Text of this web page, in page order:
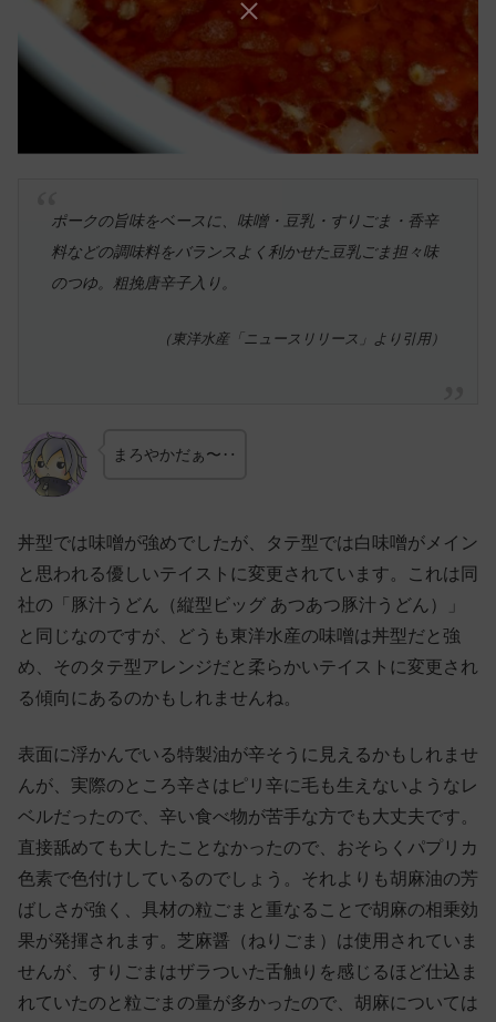
ポークの旨味をベースに、味噌・豆乳・すりごま・香辛
料などの調味料をバランスよく利かせた豆乳ごま担々味
のつゆ。粗挽唐辛子入り。
（東洋水産「ニュースリリース」より引用）
まろやかだぁ〜‥
丼型では味噌が強めでしたが、タテ型では白味噌がメイン
と思われる優しいテイストに変更されています。これは同
社の「豚汁うどん（縦型ビッグ あつあつ豚汁うどん）」
と同じなのですが、どうも東洋水産の味噌は丼型だと強
め、そのタテ型アレンジだと柔らかいテイストに変更され
る傾向にあるのかもしれませんね。
表面に浮かんでいる特製油が辛そうに見えるかもしれませ
んが、実際のところ辛さはピリ辛に毛も生えないようなレ
ベルだったので、辛い食べ物が苦手な方でも大丈夫です。
直接舐めても大したことなかったので、おそらくパプリカ
色素で色付けしているのでしょう。それよりも胡麻油の芳
ばしさが強く、具材の粒ごまと重なることで胡麻の相乗効
果が発揮されます。芝麻醤（ねりごま）は使用されていま
せんが、すりごまはザラついた舌触りを感じるほど仕込ま
れていたのと粒ごまの量が多かったので、胡麻については